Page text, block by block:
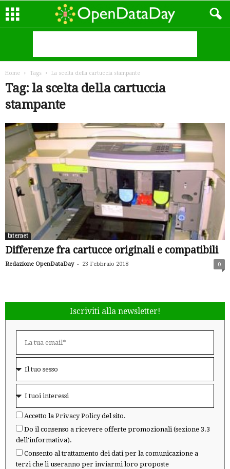
Home Tags La scelta della cartuccia stampante
Tag: la scelta della cartuccia
stampante
Internet
Differenze fra cartucce originali e compatibili
Redazione OpenDataDay - 23 Febbraio 2018 0
Iscriviti alla newsletter!
Accetto la Privacy Policydel sito.
Do il consenso a ricevere offerte promozionali (sezione 3.3
dell'informativa).
Consento al trattamento dei dati per la comunicazione a
terzi che li useranno per inviarmi loro proposte